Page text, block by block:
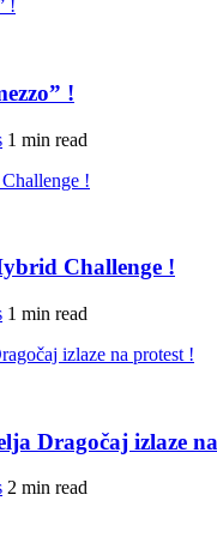
!
1 min read
Challenge !
1 min read
Dragočaj izlaze
2 min read